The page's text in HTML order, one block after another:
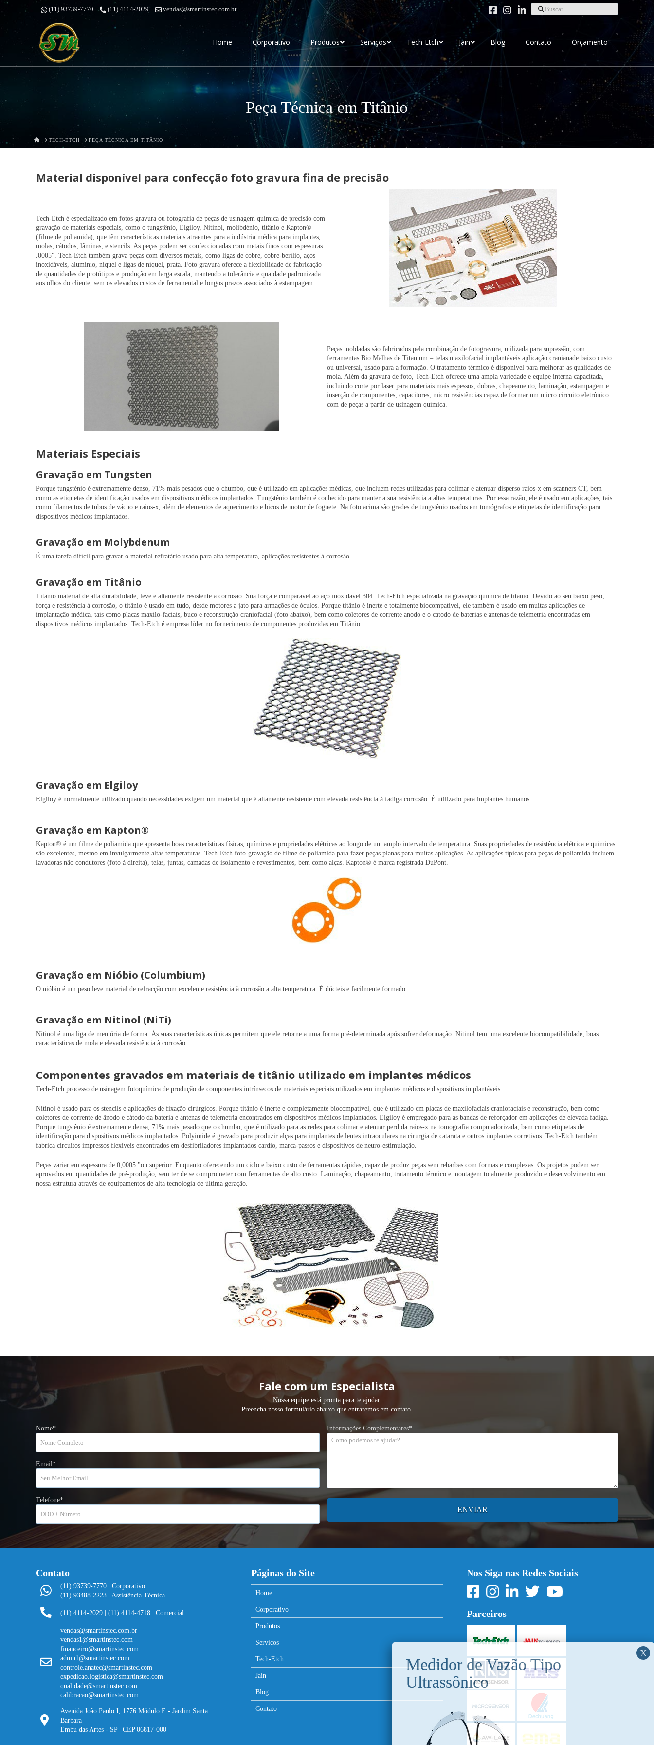
(11) 93739-7770 (11) 4114-2029 vendas@smartinstec.com.br Buscar
Smartins
&
Pires
Home Corporativo Produtos Serviços Tech-Etch Jain Blog Contato Orçamento
Peça Técnica em Titânio
HOMETECH-ETCH PEÇA TÉCNICA EM TITÂNIO
Material disponível para confecção foto gravura fina de precisão
Tech-Etch é especializado em fotos-gravura ou fotografia de peças de usinagem química de precisão com
gravação de materiais especiais, como o tungstênio, Elgiloy, Nitinol, molibdénio, titânio e Kapton®
(filme de poliamida), que têm características materiais atraentes para a indústria médica para implantes,
molas, cátodos, lâminas, e stencils. As peças podem ser confeccionadas com metais finos com espessuras
.0005". Tech-Etch também grava peças com diversos metais, como ligas de cobre, cobre-berílio, aços
inoxidáveis, alumínio, níquel e ligas de níquel, prata. Foto gravura oferece a flexibilidade de fabricação
de quantidades de protótipos e produção em larga escala, mantendo a tolerância e quaidade padronizada
aos olhos do cliente, sem os elevados custos de ferramental e longos prazos associados à estampagem.
Peças moldadas são fabricados pela combinação de fotogravura, utilizada para supressão, com
ferramentas Bio Malhas de Titanium = telas maxilofacial implantáveis aplicação cranianade baixo custo
ou universal, usado para a formação. O tratamento térmico é disponível para melhorar as qualidades de
mola. Além da gravura de foto, Tech-Etch oferece uma ampla variedade e equipe interna capacitada,
incluindo corte por laser para materiais mais espessos, dobras, chapeamento, laminação, estampagem e
inserção de componentes, capacitores, micro resistências capaz de formar um micro circuito eletrônico
com de peças a partir de usinagem química.
Materiais Especiais
Gravação em Tungsten
Porque tungsténio é extremamente denso, 71% mais pesados ​​que o chumbo, que é utilizado em aplicações médicas, que incluem redes utilizadas para colimar e atenuar disperso raios-x em scanners CT, bem
como as etiquetas de identificação usados ​​em dispositivos médicos implantados. Tungstênio também é conhecido para manter a sua resistência a altas temperaturas. Por essa razão, ele é usado em aplicações, tais
como filamentos de tubos de vácuo e raios-x, além de elementos de aquecimento e bicos de motor de foguete. Na foto acima são grades de tungstênio usados ​​em tomógrafos e etiquetas de identificação para
dispositivos médicos implantados.
Gravação em Molybdenum
É uma tarefa difícil para gravar o material refratário usado para alta temperatura, aplicações resistentes à corrosão.
Gravação em Titânio
Titânio material de alta durabilidade, leve e altamente resistente à corrosão. Sua força é comparável ao aço inoxidável 304. Tech-Etch especializada na gravação química de titânio. Devido ao seu baixo peso,
força e resistência à corrosão, o titânio é usado em tudo, desde motores a jato para armações de óculos. Porque titânio é inerte e totalmente biocompatível, ele também é usado em muitas aplicações de
implantação médica, tais como placas maxilo-faciais, buco e reconstrução craniofacial (foto abaixo), bem como coletores de corrente anodo e o catodo de baterias e antenas de telemetria encontradas em
dispositivos médicos implantados. Tech-Etch é empresa líder no fornecimento de componentes produzidas em Titânio.
Gravação em Elgiloy
Elgiloy é normalmente utilizado quando necessidades exigem um material que é altamente resistente com elevada resistência à fadiga corrosão. É utilizado para implantes humanos.
Gravação em Kapton®
Kapton® é um filme de poliamida que apresenta boas características físicas, químicas e propriedades elétricas ao longo de um amplo intervalo de temperatura. Suas propriedades de resistência elétrica e químicas
são excelentes, mesmo em invulgarmente altas temperaturas. Tech-Etch foto-gravação de filme de poliamida para fazer peças planas para muitas aplicações. As aplicações típicas para peças de poliamida incluem
lavadoras não condutores (foto à direita), telas, juntas, camadas de isolamento e revestimentos, bem como alças. Kapton® é marca registrada DuPont.
Gravação em Nióbio (Columbium)
O nióbio é um peso leve material de refracção com excelente resistência à corrosão a alta temperatura. É dúcteis e facilmente formado.
Gravação em Nitinol (NiTi)
Nitinol é uma liga de memória de forma. Às suas características únicas permitem que ele retorne a uma forma pré-determinada após sofrer deformação. Nitinol tem uma excelente biocompatibilidade, boas
características de mola e elevada resistência à corrosão.
Componentes gravados em materiais de titânio utilizado ​​em implantes médicos
Tech-Etch processo de usinagem fotoquímica de produção de componentes intrínsecos de materiais especiais utilizados em implantes médicos e dispositivos implantáveis.
Nitinol é usado para os stencils e aplicações de fixação cirúrgicos. Porque titânio é inerte e completamente biocompatível, que é utilizado em placas de maxilofaciais craniofaciais e reconstrução, bem como
coletores de corrente de ânodo e cátodo da bateria e antenas de telemetria encontrados em dispositivos médicos implantados. Elgiloy é empregado para as bandas de reforçador em aplicações de elevada fadiga.
Porque tungstênio é extremamente densa, 71% mais pesado que o chumbo, que é utilizado para as redes para colimar e atenuar perdida raios-x na tomografia computadorizada, bem como etiquetas de
identificação para dispositivos médicos implantados. Polyimide é gravado para produzir alças para implantes de lentes intraoculares na cirurgia de catarata e outros implantes corretivos. Tech-Etch também
fabrica circuitos impressos flexíveis encontrados em desfibriladores implantados cardio, marca-passos e dispositivos de neuro-estimulação.
Peças variar em espessura de 0,0005 "ou superior. Enquanto oferecendo um ciclo e baixo custo de ferramentas rápidas, capaz de produz peças sem rebarbas com formas e complexas. Os projetos podem ser
aprovados em quantidades de pré-produção, sem ter de se comprometer com ferramentas de alto custo. Laminação, chapeamento, tratamento térmico e montagem totalmente produzido e desenvolvimento em
nossa estrutura através de equipamentos de alta tecnologia de última geração.
Fale com um Especialista
Nossa equipe está pronta para te ajudar.
Preencha nosso formulário abaixo que entraremos em contato.
Nome*
Email*
Telefone*
Informações Complementares*
Contato
(11) 93739-7770 | Corporativo
(11) 93488-2223 | Assistência Técnica
(11) 4114-2029 (11) 4114-4718 | Comercial
vendas@smartinstec.com.br
vendas1@smartinstec.com
financeiro@smartinstec.com
admn1@smartinstec.com
controle.anatec@smartinstec.com
expedicao.logistica@smartinstec.com
qualidade@smartinstec.com
calibracao@smartinstec.com
Avenida João Paulo I, 1776 Módulo E - Jardim Santa
Barbara
Embu das Artes - SP | CEP 06817-000
Páginas do Site
Home
Corporativo
Produtos
Serviços
Tech-Etch
Jain
Blog
Contato
Nos Siga nas Redes Sociais
Parceiros